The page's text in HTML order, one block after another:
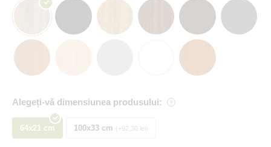
Alegeți-vă dimensiunea produsului:
64x21 cm 100x33 cm +92,30 lei